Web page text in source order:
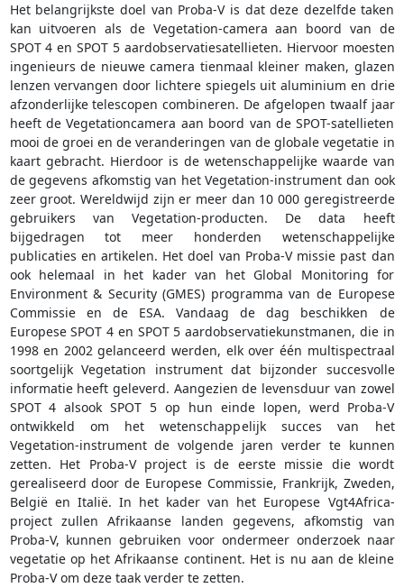
Het belangrijkste doel van Proba-V is dat deze dezelfde taken
kan uitvoeren als de Vegetation-camera aan boord van de
SPOT 4 en SPOT 5 aardobservatiesatellieten. Hiervoor moesten
ingenieurs de nieuwe camera tienmaal kleiner maken, glazen
lenzen vervangen door lichtere spiegels uit aluminium en drie
afzonderlijke telescopen combineren. De afgelopen twaalf jaar
heeft de Vegetationcamera aan boord van de SPOT-satellieten
mooi de groei en de veranderingen van de globale vegetatie in
kaart gebracht. Hierdoor is de wetenschappelijke waarde van
de gegevens afkomstig van het Vegetation-instrument dan ook
zeer groot. Wereldwijd zijn er meer dan 10 000 geregistreerde
gebruikers van Vegetation-producten. De data heeft
bijgedragen tot meer honderden wetenschappelijke
publicaties en artikelen. Het doel van Proba-V missie past dan
ook helemaal in het kader van het Global Monitoring for
Environment & Security (GMES) programma van de Europese
Commissie en de ESA. Vandaag de dag beschikken de
Europese SPOT 4 en SPOT 5 aardobservatiekunstmanen, die in
1998 en 2002 gelanceerd werden, elk over één multispectraal
soortgelijk Vegetation instrument dat bijzonder succesvolle
informatie heeft geleverd. Aangezien de levensduur van zowel
SPOT 4 alsook SPOT 5 op hun einde lopen, werd Proba-V
ontwikkeld om het wetenschappelijk succes van het
Vegetation-instrument de volgende jaren verder te kunnen
zetten. Het Proba-V project is de eerste missie die wordt
gerealiseerd door de Europese Commissie, Frankrijk, Zweden,
België en Italië. In het kader van het Europese Vgt4Africa-
project zullen Afrikaanse landen gegevens, afkomstig van
Proba-V, kunnen gebruiken voor ondermeer onderzoek naar
vegetatie op het Afrikaanse continent. Het is nu aan de kleine
Proba-V om deze taak verder te zetten.